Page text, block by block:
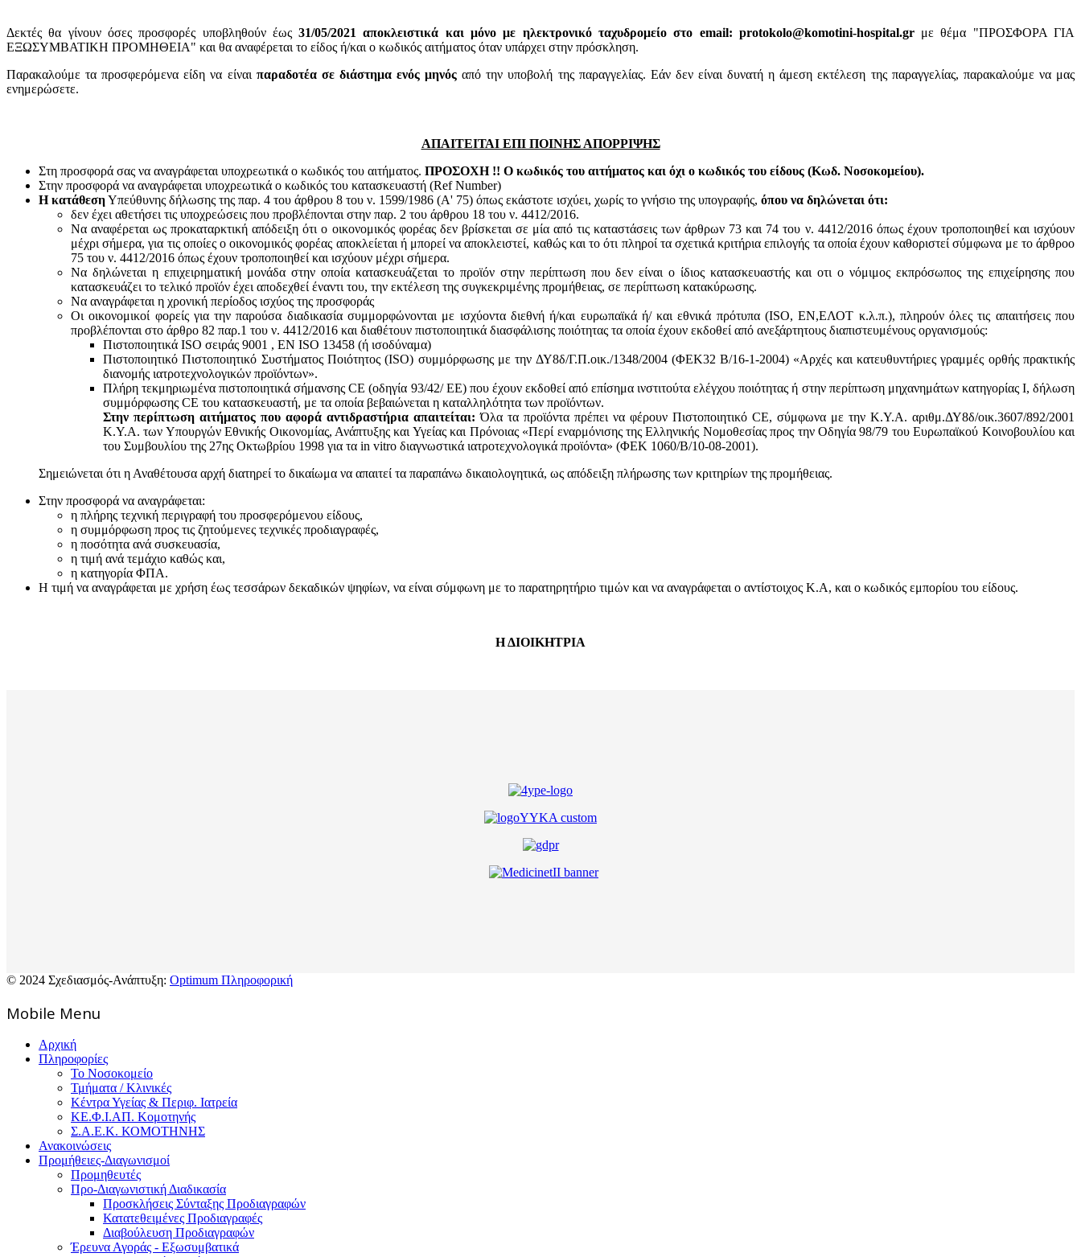
Δεκτές θα γίνουν όσες προσφορές υποβληθούν έως31/05/2021 αποκλειστικά και μόνο με ηλεκτρονικό ταχυδρομείο στο email: protokolo@komotini-hospital.grμε θέμα "ΠΡΟΣΦΟΡΑ ΓΙΑ
ΕΞΩΣΥΜΒΑΤΙΚΗ ΠΡΟΜΗΘΕΙΑ" και θα αναφέρεται το είδος ή/και ο κωδικός αιτήματος όταν υπάρχει στην πρόσκληση.
Παρακαλούμε τα προσφερόμενα είδη να είναι παραδοτέα σε διάστημα ενός μηνός από την υποβολή της παραγγελίας. Εάν δεν είναι δυνατή η άμεση εκτέλεση της παραγγελίας, παρακαλούμε να μας
ενημερώσετε.
ΑΠΑΙΤΕΙΤΑΙ ΕΠΙ ΠΟΙΝΗΣ ΑΠΟΡΡΙΨΗΣ
Στη προσφορά σας να αναγράφεται υποχρεωτικά ο κωδικός του αιτήματος. ΠΡΟΣΟΧΗ !! Ο κωδικός του αιτήματος και όχι ο κωδικός του είδους (Κωδ. Νοσοκομείου).
Στην προσφορά να αναγράφεται υποχρεωτικά ο κωδικός του κατασκευαστή (Ref Number)
Η κατάθεσηΥπεύθυνης δήλωσης της παρ. 4 του άρθρου 8 του ν. 1599/1986 (Α' 75) όπως εκάστοτε ισχύει, χωρίς το γνήσιο της υπογραφής, όπου να δηλώνεται ότι:
δεν έχει αθετήσει τις υποχρεώσεις που προβλέπονται στην παρ. 2 του άρθρου 18 του ν. 4412/2016.
Να αναφέρεται ως προκαταρκτική απόδειξη ότι ο οικονομικός φορέας δεν βρίσκεται σε μία από τις καταστάσεις των άρθρων 73 και 74 του ν. 4412/2016 όπως έχουν τροποποιηθεί και ισχύουν
μέχρι σήμερα, για τις οποίες ο οικονομικός φορέας αποκλείεται ή μπορεί να αποκλειστεί, καθώς και το ότι πληροί τα σχετικά κριτήρια επιλογής τα οποία έχουν καθοριστεί σύμφωνα με τo άρθροo
75 του ν. 4412/2016 όπως έχουν τροποποιηθεί και ισχύουν μέχρι σήμερα.
Να δηλώνεται η επιχειρηματική μονάδα στην οποία κατασκευάζεται το προϊόν στην περίπτωση που δεν είναι ο ίδιος κατασκευαστής και oτι ο νόμιμος εκπρόσωπος της επιχείρησης που
κατασκευάζει το τελικό προϊόν έχει αποδεχθεί έναντι του, την εκτέλεση της συγκεκριμένης προμήθειας, σε περίπτωση κατακύρωσης.
Να αναγράφεται η χρονική περίοδος ισχύος της προσφοράς
Οι οικονομικοί φορείς για την παρούσα διαδικασία συμμορφώνονται με ισχύοντα διεθνή ή/και ευρωπαϊκά ή/ και εθνικά πρότυπα (ISO, ΕΝ,ΕΛΟΤ κ.λ.π.), πληρούν όλες τις απαιτήσεις που
προβλέπονται στο άρθρο 82 παρ.1 του ν. 4412/2016 και διαθέτουν πιστοποιητικά διασφάλισης ποιότητας τα οποία έχουν εκδοθεί από ανεξάρτητους διαπιστευμένους οργανισμούς:
Πιστοποιητικά ISO σειράς 9001 , ΕΝ ISO 13458 (ή ισοδύναμα)
Πιστοποιητικό Πιστοποιητικό Συστήματος Ποιότητος (ISO) συμμόρφωσης με την ΔΥ8δ/Γ.Π.οικ./1348/2004 (ΦΕΚ32 Β/16-1-2004) «Αρχές και κατευθυντήριες γραμμές ορθής πρακτικής
διανομής ιατροτεχνολογικών προϊόντων».
Πλήρη τεκμηριωμένα πιστοποιητικά σήμανσης CE (οδηγία 93/42/ ΕΕ) που έχουν εκδοθεί από επίσημα ινστιτούτα ελέγχου ποιότητας ή στην περίπτωση μηχανημάτων κατηγορίας Ι, δήλωση
συμμόρφωσης CE του κατασκευαστή, με τα οποία βεβαιώνεται η καταλληλότητα των προϊόντων.
Στην περίπτωση αιτήματος που αφορά αντιδραστήρια απαιτείται: Όλα τα προϊόντα πρέπει να φέρουν Πιστοποιητικό CE, σύμφωνα με την Κ.Υ.Α. αριθμ.ΔΥ8δ/οικ.3607/892/2001
Κ.Υ.Α. των Υπουργών Εθνικής Οικονομίας, Ανάπτυξης και Υγείας και Πρόνοιας «Περί εναρμόνισης της Ελληνικής Νομοθεσίας προς την Οδηγία 98/79 του Ευρωπαϊκού Κοινοβουλίου και
του Συμβουλίου της 27ης Οκτωβρίου 1998 για τα in vitro διαγνωστικά ιατροτεχνολογικά προϊόντα» (ΦΕΚ 1060/Β/10-08-2001).
Σημειώνεται ότι η Αναθέτουσα αρχή διατηρεί το δικαίωμα να απαιτεί τα παραπάνω δικαιολογητικά, ως απόδειξη πλήρωσης των κριτηρίων της προμήθειας.
Στην προσφορά να αναγράφεται:
η πλήρης τεχνική περιγραφή του προσφερόμενου είδους,
η συμμόρφωση προς τις ζητούμενες τεχνικές προδιαγραφές,
η ποσότητα ανά συσκευασία,
η τιμή ανά τεμάχιο καθώς και,
η κατηγορία ΦΠΑ.
Η τιμή να αναγράφεται με χρήση έως τεσσάρων δεκαδικών ψηφίων, να είναι σύμφωνη με το παρατηρητήριο τιμών και να αναγράφεται ο αντίστοιχος Κ.Α, και ο κωδικός εμπορίου του είδους.
Η ΔΙΟΙΚΗΤΡΙΑ
© 2024 Σχεδιασμός-Ανάπτυξη: Optimum Πληροφορική
Mοbile Menu
Αρχική
Πληροφορίες
Το Νοσοκομείο
Τμήματα / Κλινικές
Κέντρα Υγείας & Περιφ. Ιατρεία
ΚΕ.Φ.Ι.ΑΠ. Κομοτηνής
Σ.Α.Ε.Κ. ΚΟΜΟΤΗΝΗΣ
Ανακοινώσεις
Προμήθειες-Διαγωνισμοί
Προμηθευτές
Προ-Διαγωνιστική Διαδικασία
Προσκλήσεις Σύνταξης Προδιαγραφών
Κατατεθειμένες Προδιαγραφές
Διαβούλευση Προδιαγραφών
Έρευνα Αγοράς - Εξωσυμβατικά